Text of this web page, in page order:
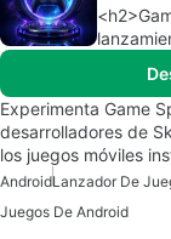
Experimenta Game
desarrolladores de
los juegos móviles
AndroidLanzador De
Juegos De Android